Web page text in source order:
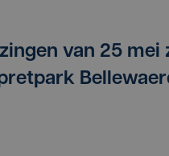
van 25